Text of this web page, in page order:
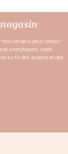
nos conseils pour choisir
et aromatiques, rosés
au fil des saisons et des